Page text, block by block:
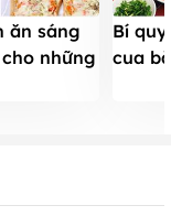
ăn sáng
những
Bí
cua